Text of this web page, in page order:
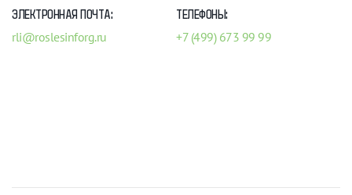
ЭЛЕКТРОННАЯ ПОЧТА:
rli@roslesinforg.ru
ТЕЛЕФОНЫ:
+7 (499) 673 99 99